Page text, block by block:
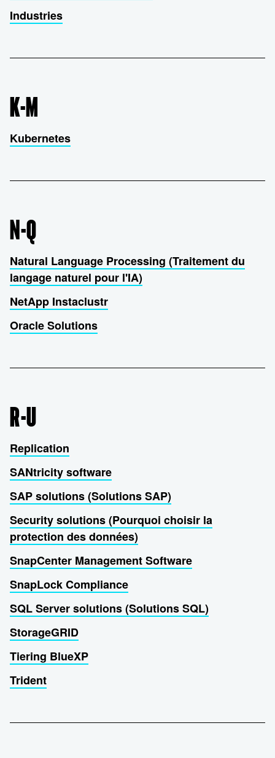
Industries
K-M
Kubernetes
N-Q
Natural Language Processing (Traitement du
langage naturel pour l'IA)
NetApp Instaclustr
Oracle Solutions
R-U
Replication
SANtricity software
SAP solutions (Solutions SAP)
Security solutions (Pourquoi choisir la
protection des données)
SnapCenter Management Software
SnapLock Compliance
SQL Server solutions (Solutions SQL)
StorageGRID
Tiering BlueXP
Trident